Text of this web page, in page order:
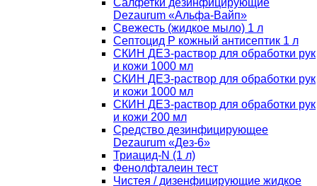
Салфетки дезинфицирующие
Dezaurum «Альфа-Вайп»
Свежесть (жидкое мыло) 1 л
Септоцид Р кожный антисептик 1 л
СКИН ДЕЗ-раствор для обработки рук
и кожи 1000 мл
СКИН ДЕЗ-раствор для обработки рук
и кожи 1000 мл
СКИН ДЕЗ-раствор для обработки рук
и кожи 200 мл
Средство дезинфицирующее
Dezaurum «Дез-6»
Триацид-N (1 л)
Фенолфталеин тест
Чистея / дизенфицирующие жидкое